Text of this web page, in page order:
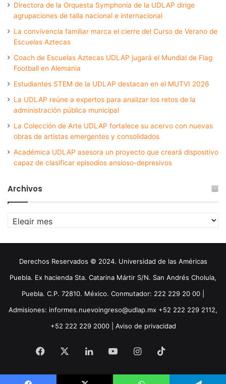
Directora de la Orquesta Symphonia de la UDLAP dirige
agrupaciones de talla nacional e internacional
La convivencia familiar marca el cierre del Curso de Verano de
Escuelas Aztecas
Coach de Escuelas Aztecas UDLAP jugará el Mundial de Flag
Football en Alemania
Estudiantes STEM de la UDLAP destacan en el MUTVI 2026
La UDLAP reúne a expertos para analizar los retos de la
administración pública municipal
La Colección de Arte UDLAP fortalece su acervo con nuevas
obras de artistas emergentes y consolidados
Académica UDLAP asesora un proyecto que creará dispositivo
capaz de clasificar episodios ansioso-depresivos
Archivos
Archivos
Derechos Reservados © 2024. Universidad de las Américas
Puebla. Ex hacienda Sta. Catarina Mártir S/N. San Andrés Cholula,
Puebla. C.P. 72810. México. Conmutador: 222 229 20 00 |
Admisiones: informes.nuevoingreso@udlap.mx +52 222 229 2112,
+52 222 229 2000 | Aviso de privacidad
Facebook LinkedInYouTubeInstagram